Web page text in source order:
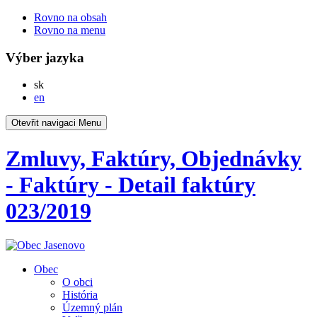
Rovno na obsah
Rovno na menu
Výber jazyka
skSlovensky
en
Otevřit navigaci Menu
Zmluvy, Faktúry, Objednávky
- Faktúry - Detail faktúry
023/2019
Obec
O obci
História
Územný plán